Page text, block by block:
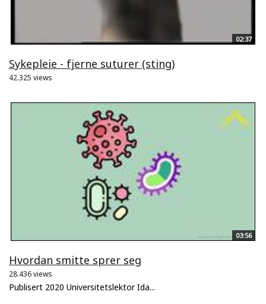
02:37
Sykepleie - fjerne suturer (sting)
42.325 views
03:56
Hvordan smitte sprer seg
28.436 views
Publisert 2020 Universitetslektor Ida...